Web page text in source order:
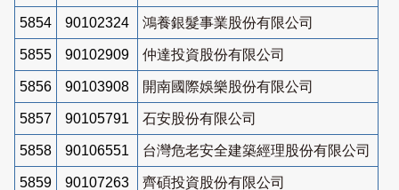
5854 90102324 鴻養銀髮事業股份有限公司
5855 90102909 仲達投資股份有限公司
5856 90103908 開南國際娛樂股份有限公司
5857 90105791 石安股份有限公司
5858 90106551 台灣危老安全建築經理股份有限公司
5859 90107263 齊碩投資股份有限公司